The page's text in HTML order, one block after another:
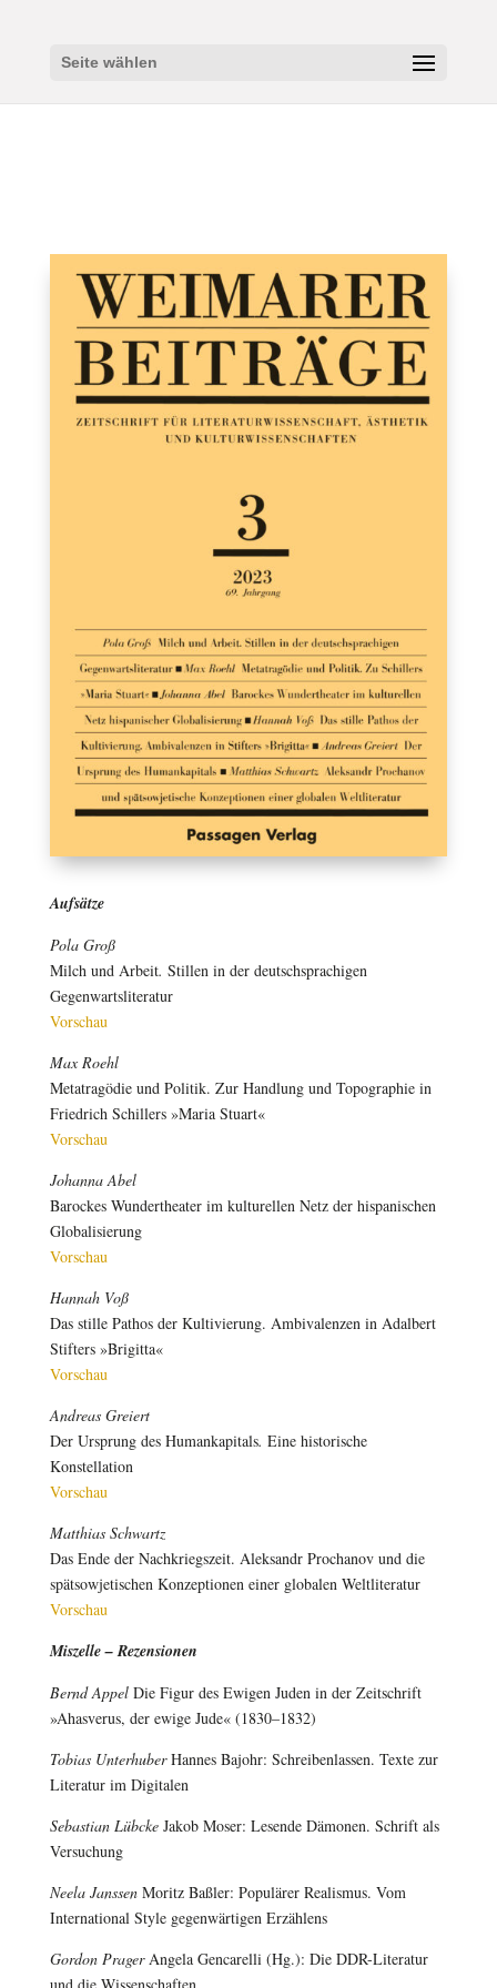
Seite wählen
Aufsätze
Pola Groß
Milch und Arbeit. Stillen in der deutschsprachigen
Gegenwartsliteratur
Vorschau
Max Roehl
Metatragödie und Politik. Zur Handlung und Topographie in
Friedrich Schillers »Maria Stuart«
Vorschau
Johanna Abel
Barockes Wundertheater im kulturellen Netz der hispanischen
Globalisierung
Vorschau
Hannah Voß
Das stille Pathos der Kultivierung. Ambivalenzen in Adalbert
Stifters »Brigitta«
Vorschau
Andreas Greiert
Der Ursprung des Humankapitals. Eine historische
Konstellation
Vorschau
Matthias Schwartz
Das Ende der Nachkriegszeit. Aleksandr Prochanov und die
spätsowjetischen Konzeptionen einer globalen Weltliteratur
Vorschau
Miszelle – Rezensionen
Bernd AppelDie Figur des Ewigen Juden in der Zeitschrift
»Ahasverus, der ewige Jude« (1830–1832)
Tobias UnterhuberHannes Bajohr: Schreibenlassen. Texte zur
Literatur im Digitalen
Sebastian LübckeJakob Moser: Lesende Dämonen. Schrift als
Versuchung
Neela JanssenMoritz Baßler: Populärer Realismus. Vom
International Style gegenwärtigen Erzählens
Gordon Prager Angela Gencarelli (Hg.): Die DDR-Literatur